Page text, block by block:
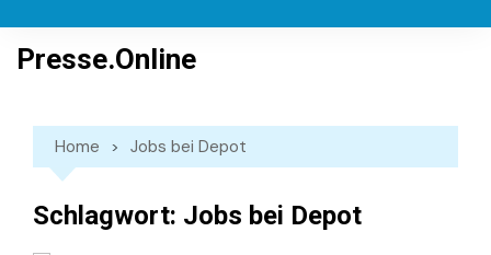
content
Presse.Online
Home Jobs bei Depot
Schlagwort: Jobs bei Depot